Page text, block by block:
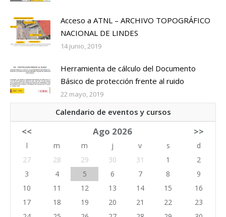
Acceso a ATNL – ARCHIVO TOPOGRÁFICO
NACIONAL DE LINDES
14 junio, 2019
Herramienta de cálculo del Documento
Básico de protección frente al ruido
22 mayo, 2019
Calendario de eventos y cursos
<< Ago 2026 >>
l m m j v s
d
27
28 29 30 31 1
2
3
4 5 6 7 8
9
10
11 12 13 14 15
16
17
18 19 20 21 22
23